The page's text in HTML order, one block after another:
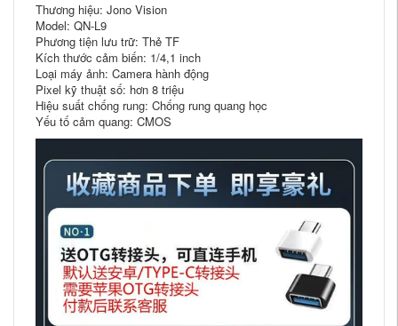
Thương hiệu: Jono Vision
Model: QN-L9
Phương tiện lưu trữ: Thẻ TF
Kích thước cảm biến: 1/4,1 inch
Loại máy ảnh: Camera hành động
Pixel kỹ thuật số: hơn 8 triệu
Hiệu suất chống rung: Chống rung quang học
Yếu tố cảm quang: CMOS